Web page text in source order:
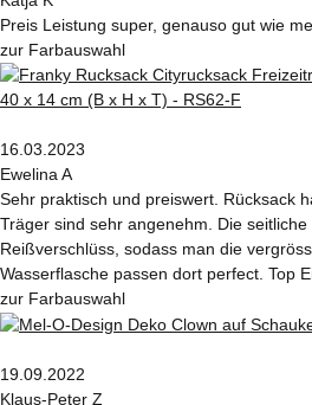
Preis Leistung super, genauso gut wie
zur Farbauswahl
16.03.2023
Ewelina A
Sehr praktisch und preiswert. Rücksack
Träger sind sehr angenehm. Die
Reißverschlüss, sodass man die
Wasserflasche passen dort perfect. Top
zur Farbauswahl
19.09.2022
Klaus-Peter Z